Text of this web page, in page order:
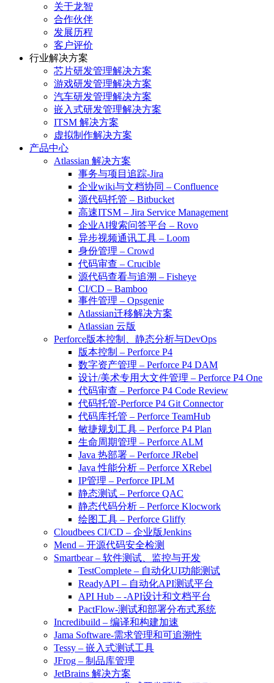
关于龙智
合作伙伴
发展历程
客户评价
行业解决方案
芯片研发管理解决方案
游戏研发管理解决方案
汽车研发管理解决方案
嵌入式研发管理解决方案
ITSM 解决方案
虚拟制作解决方案
产品中心
Atlassian 解决方案
事务与项目追踪-Jira
企业wiki与文档协同 – Confluence
源代码托管 – Bitbucket
高速ITSM – Jira Service Management
企业AI搜索问答平台 – Rovo
异步视频通讯工具 – Loom
身份管理 – Crowd
代码审查 – Crucible
源代码查看与追溯 – Fisheye
CI/CD – Bamboo
事件管理 – Opsgenie
Atlassian迁移解决方案
Atlassian 云版
Perforce版本控制、静态分析与DevOps
版本控制 – Perforce P4
数字资产管理 – Perforce P4 DAM
设计/美术专用大文件管理 – Perforce P4 One
代码审查 – Perforce P4 Code Review
代码托管-Perforce P4 Git Connector
代码库托管 – Perforce TeamHub
敏捷规划工具 – Perforce P4 Plan
生命周期管理 – Perforce ALM
Java 热部署 – Perforce JRebel
Java 性能分析 – Perforce XRebel
IP管理 – Perforce IPLM
静态测试 – Perforce QAC
静态代码分析 – Perforce Klocwork
绘图工具 – Perforce Gliffy
Cloudbees CI/CD – 企业版Jenkins
Mend – 开源代码安全检测
Smartbear – 软件测试、监控与开发
TestComplete – 自动化UI功能测试
ReadyAPI – 自动化API测试平台
API Hub – -API设计和文档平台
PactFlow-测试和部署分布式系统
Incredibuild – 编译和构建加速
Jama Software-需求管理和可追溯性
Tessy – 嵌入式测试工具
JFrog – 制品库管理
JetBrains 解决方案